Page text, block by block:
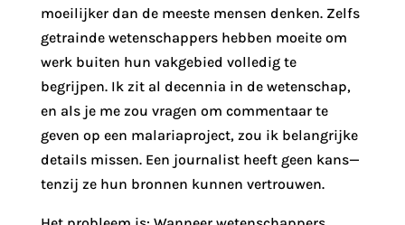
moeilijker dan de meeste mensen denken. Zelfs
getrainde wetenschappers hebben moeite om
werk buiten hun vakgebied volledig te
begrijpen. Ik zit al decennia in de wetenschap,
en als je me zou vragen om commentaar te
geven op een malariaproject, zou ik belangrijke
details missen. Een journalist heeft geen kans—
tenzij ze hun bronnen kunnen vertrouwen.